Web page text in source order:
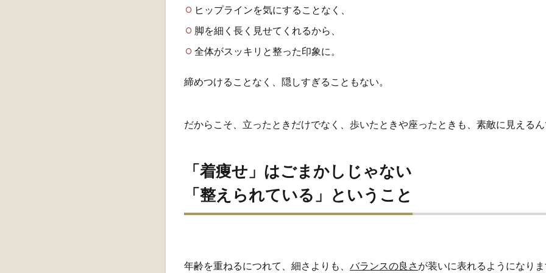
ヒップラインを気にすることなく、
脚を細く長く見せてくれるから、
全体がスッキリと整った印象に。
締めつけることなく、隠しすぎることもない。
だからこそ、立ったときだけでなく、歩いたときや座ったときも、素敵に見えるん
「着痩せ」はごまかしじゃない
「整えられている」ということ
年齢を重ねるにつれて、細さよりも、 バランスの良さ が装いに表れるようになりま